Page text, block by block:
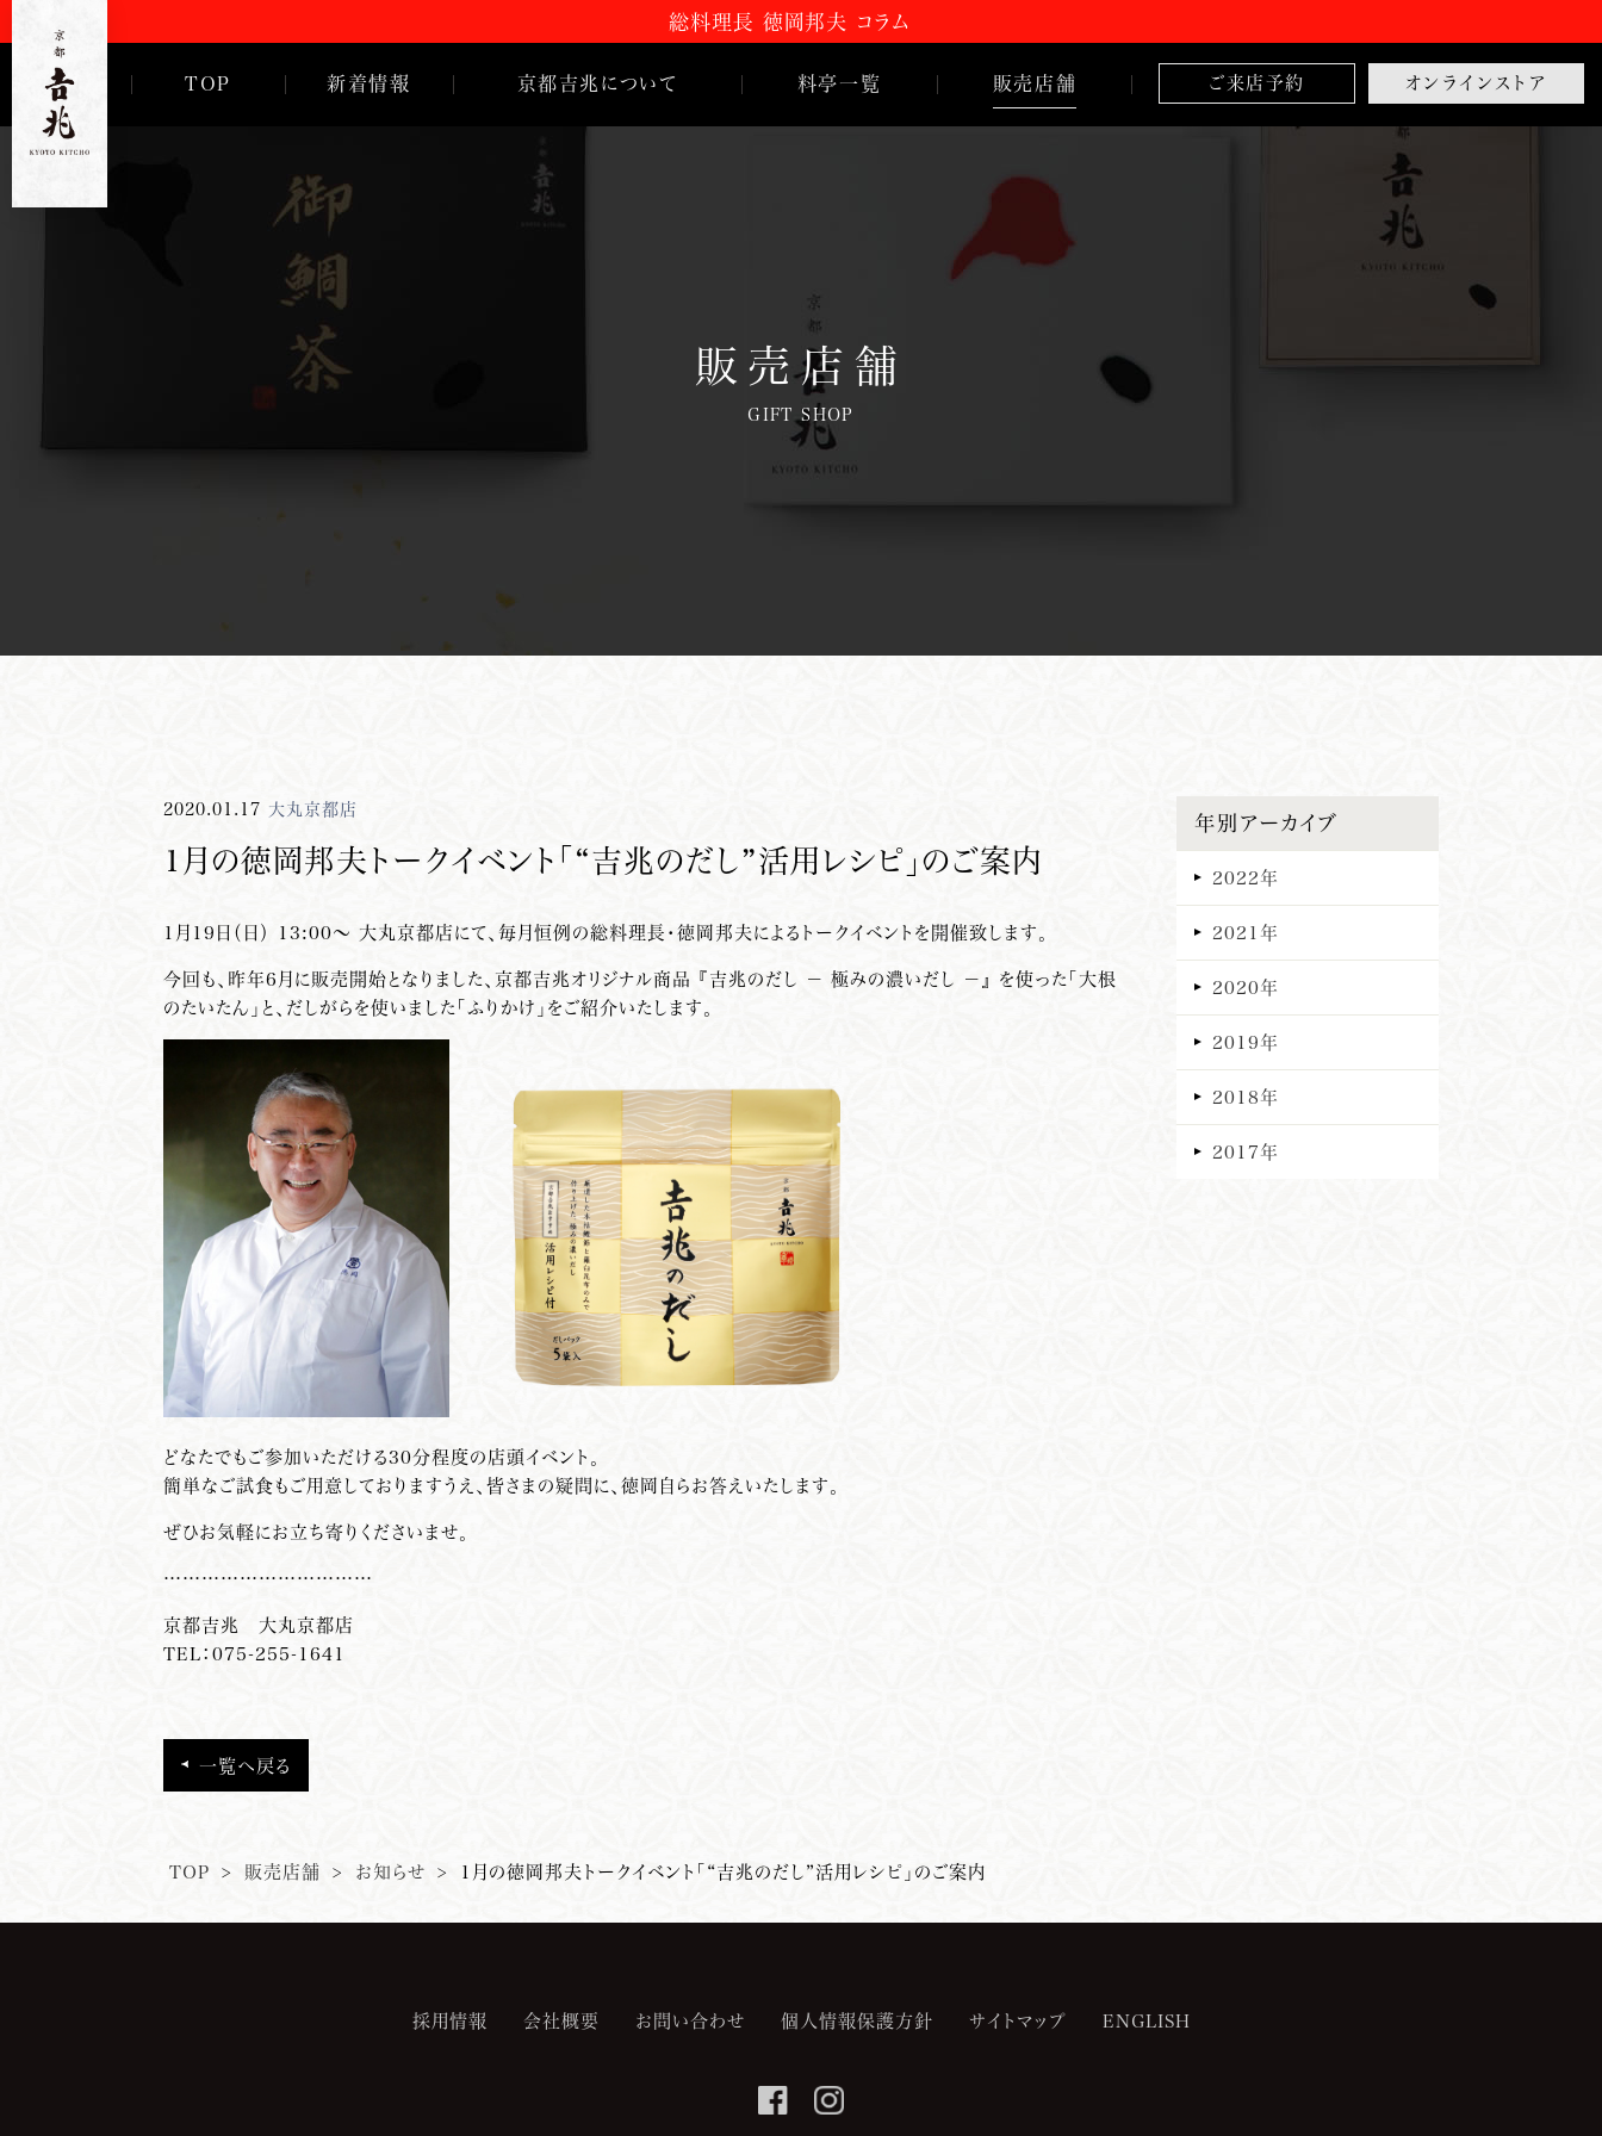
総料理長 徳岡邦夫 コラム
TOP 新着情報 京都吉兆について
徳岡邦夫 コラム
料亭一覧 販売店舗 ご来店予約 オンラインストア
販売店舗
GIFT SHOP
2020.01.17 大丸京都店
1月の徳岡邦夫トークイベント「“吉兆のだし”活用レシピ」のご案内
1月19日（日） 13:00～ 大丸京都店にて、毎月恒例の総料理長・徳岡邦夫によるトークイベントを開催致します。
今回も、昨年6月に販売開始となりました、京都吉兆オリジナル商品 『吉兆のだし － 極みの濃いだし －』 を使った「大根
のたいたん」と、だしがらを使いました「ふりかけ」をご紹介いたします。
どなたでもご参加いただける30分程度の店頭イベント。
簡単なご試食もご用意しておりますうえ、皆さまの疑問に、徳岡自らお答えいたします。
ぜひお気軽にお立ち寄りくださいませ。
……………………………
京都吉兆 大丸京都店
TEL：075-255-1641
一覧へ戻る
年別アーカイブ
2022年
2021年
2020年
2019年
2018年
2017年
TOP > 販売店舗 > お知らせ > 1月の徳岡邦夫トークイベント「“吉兆のだし”活用レシピ」のご案内
採用情報 会社概要 お問い合わせ 個人情報保護方針 サイトマップ ENGLISH